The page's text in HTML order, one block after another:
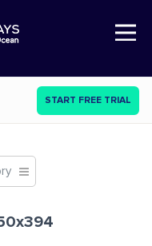
Open Nav
START FREE TRIAL